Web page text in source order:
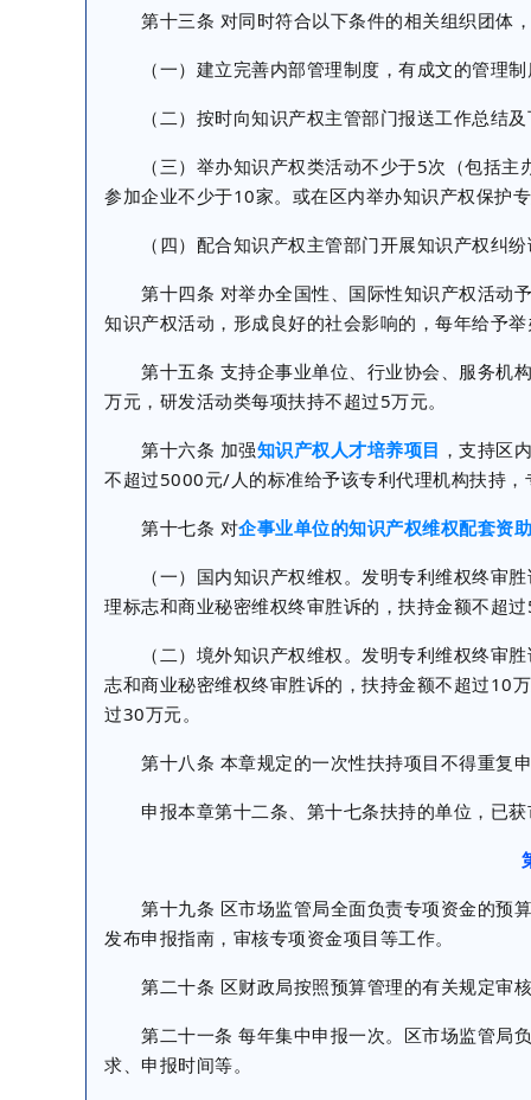
第十三条 对同时符合以下条件的相关组织团体，
（一）建立完善内部管理制度，有成文的管理制
（二）按时向知识产权主管部门报送工作总结及
（三）举办知识产权类活动不少于5次（包括主
参加企业不少于10家。或在区内举办知识产权保护
（四）配合知识产权主管部门开展知识产权纠纷
第十四条 对举办全国性、国际性知识产权活动予
知识产权活动，形成良好的社会影响的，每年给予
第十五条 支持企事业单位、行业协会、服务机
万元，研发活动类每项扶持不超过5万元。
第十六条 加强知识产权人才培养项目 ，支持区
不超过5000元/人的标准给予该专利代理机构扶持，
第十七条 对企事业单位的知识产权维权配套资助
（一）国内知识产权维权。发明专利维权终审胜
理标志和商业秘密维权终审胜诉的，扶持金额不超过
（二）境外知识产权维权。发明专利维权终审胜
志和商业秘密维权终审胜诉的，扶持金额不超过10
过30万元。
第十八条 本章规定的一次性扶持项目不得重复申
申报本章第十二条、第十七条扶持的单位，已获
第十九条 区市场监管局全面负责专项资金的预算
发布申报指南，审核专项资金项目等工作。
第二十条 区财政局按照预算管理的有关规定审核
第二十一条 每年集中申报一次。区市场监管局负
求、申报时间等。